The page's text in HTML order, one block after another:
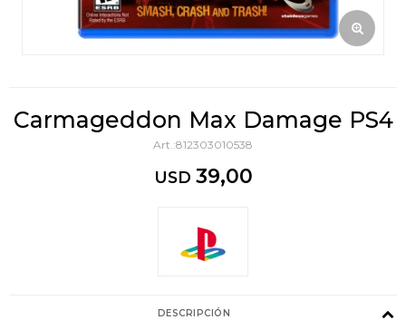
Carmageddon Max Damage PS4
812303010538
USD 39,00
DESCRIPCIÓN